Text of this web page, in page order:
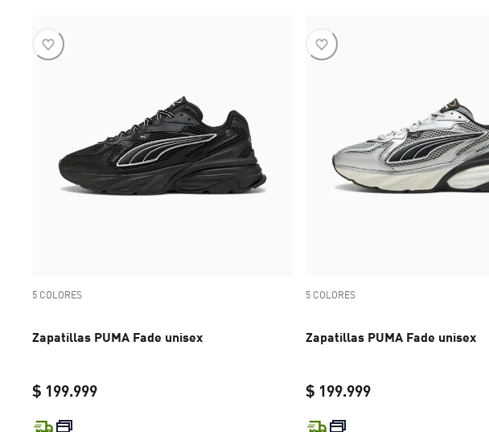
5 COLORES
Zapatillas PUMA Fade unisex
$ 199.999
5 COLORES
Zapatillas PUMA Fade unisex
$ 199.999